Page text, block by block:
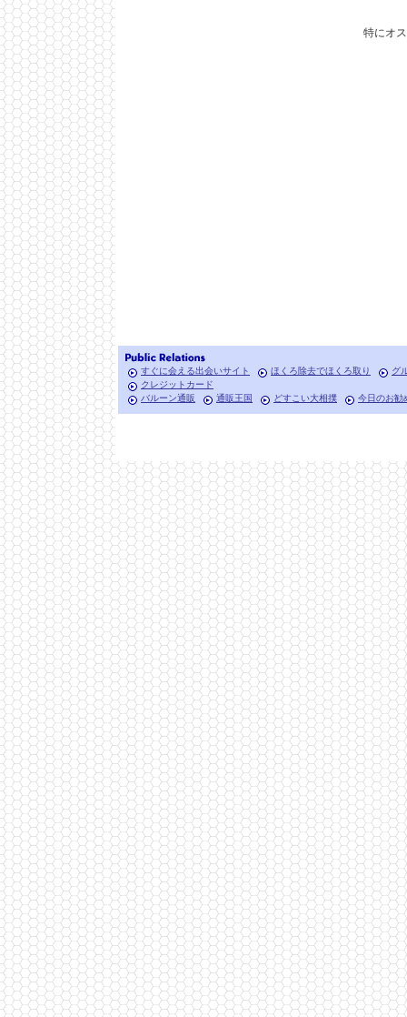
特にオ
すぐに会える出会いサイト ほくろ除去でほくろ取り
グ
クレジットカード
バルーン通販
通販王国 どすこい大相撲 今日のお勧